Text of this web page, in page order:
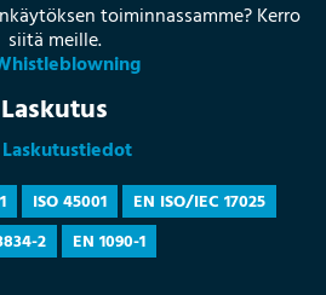
toiminnassamme? Kerro
siitä meille.
Laskutus
ISO 45001
EN ISO/IEC 17025
2
EN 1090-1